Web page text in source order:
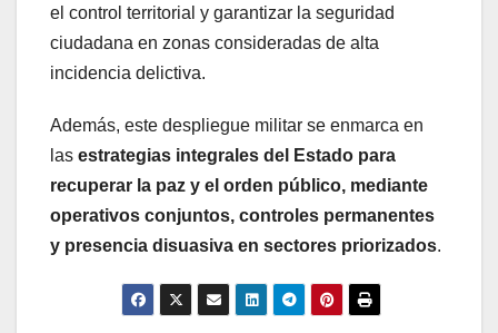
el control territorial y garantizar la seguridad
ciudadana en zonas consideradas de alta
incidencia delictiva.
Además, este despliegue militar se enmarca en
las estrategias integrales del Estado para
recuperar la paz y el orden público, mediante
operativos conjuntos, controles permanentes
y presencia disuasiva en sectores priorizados.